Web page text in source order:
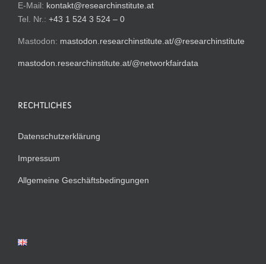
E-Mail: kontakt@researchinstitute.at
Tel. Nr.: +43 1 524 3 524 – 0
Mastodon: mastodon.researchinstitute.at/@researchinstitute
mastodon.researchinstitute.at/@networkfairdata
RECHTLICHES
Datenschutzerklärung
Impressum
Allgemeine Geschäftsbedingungen